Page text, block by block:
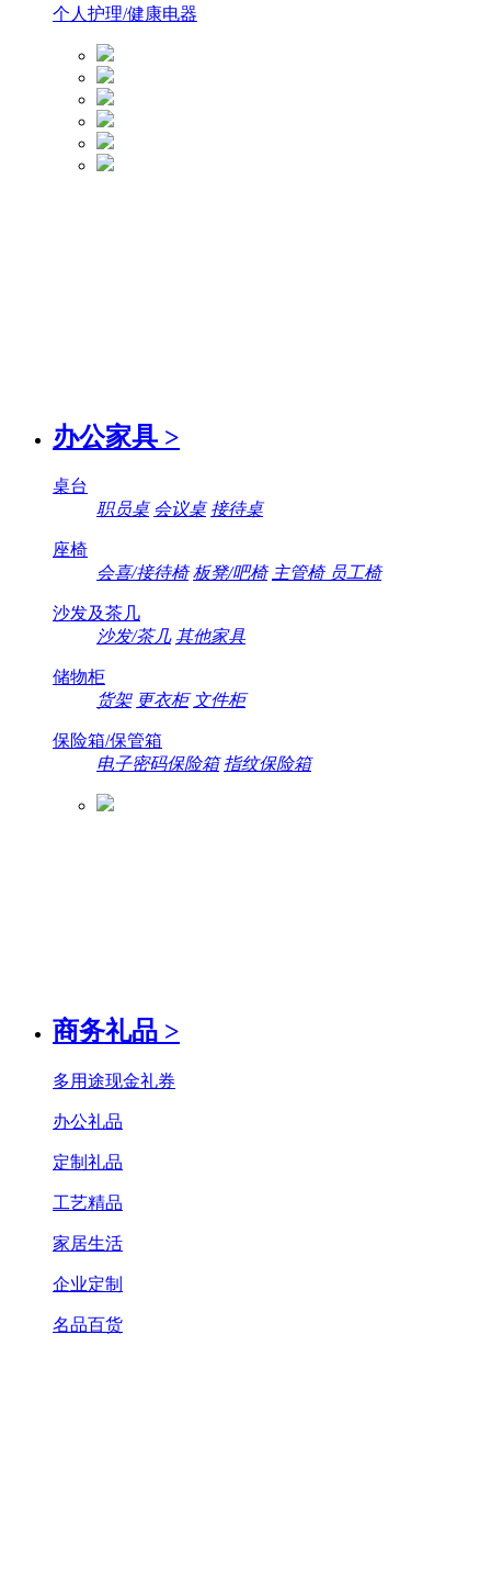
个人护理/健康电器
办公家具 >
桌台
职员桌 会议桌 接待桌
座椅
会喜/接待椅 板凳/吧椅 主管椅 员工椅
沙发及茶几
沙发/茶几 其他家具
储物柜
货架 更衣柜 文件柜
保险箱/保管箱
电子密码保险箱 指纹保险箱
商务礼品 >
多用途现金礼券
办公礼品
定制礼品
工艺精品
家居生活
企业定制
名品百货